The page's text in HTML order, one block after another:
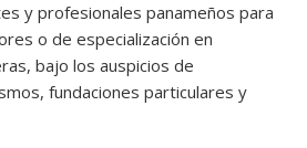
y profesionales panameños para
o de especialización en
bajo los auspicios de
fundaciones particulares y